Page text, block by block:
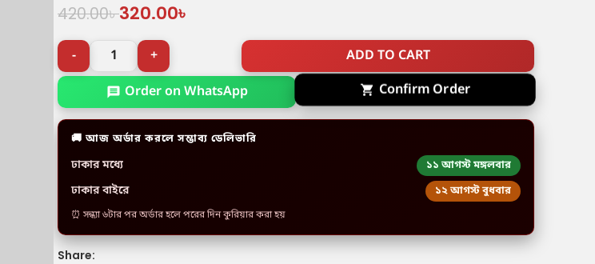
420.00৳320.00৳
ADD TO CART
Order on WhatsApp Confirm Order
🚚 আজ অর্ডার করলে সম্ভাব্য ডেলিভারি
ঢাকার মধ্যে ১১ আগস্ট মঙ্গলবার
ঢাকার বাইরে ১২ আগস্ট বুধবার
⏰ সন্ধ্যা ৬টার পর অর্ডার হলে পরের দিন কুরিয়ার করা হয়
Share: